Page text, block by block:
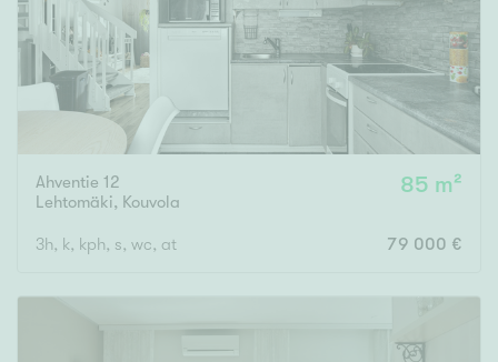
Ahventie 12
Lehtomäki, Kouvola
85 m²
3h, k, kph, s, wc, at 79 000 €